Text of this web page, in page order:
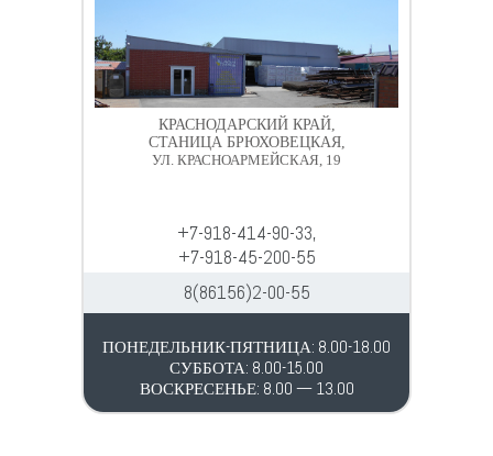
КРАСНОДАРСКИЙ КРАЙ,
СТАНИЦА БРЮХОВЕЦКАЯ,
УЛ. КРАСНОАРМЕЙСКАЯ, 19
+7-918-414-90-33,
+7-918-45-200-55
8(86156)2-00-55
ПОНЕДЕЛЬНИК-ПЯТНИЦА: 8.00-18.00
СУББОТА: 8.00-15.00
ВОСКРЕСЕНЬЕ: 8.00 — 13.00